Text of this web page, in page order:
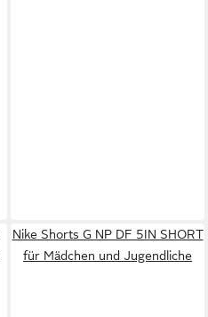
Nike Shorts G NP DF 5IN SHORT
für Mädchen und Jugendliche